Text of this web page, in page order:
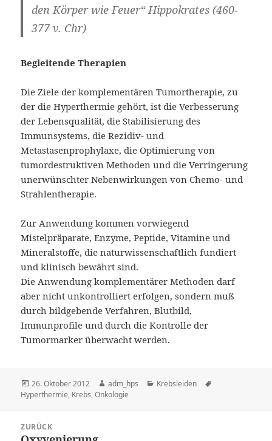
den Körper wie Feuer“ Hippokrates (460-
377 v. Chr)
Begleitende Therapien
Die Ziele der komplementären Tumortherapie, zu
der die Hyperthermie gehört, ist die Verbesserung
der Lebensqualität, die Stabilisierung des
Immunsystems, die Rezidiv- und
Metastasenprophylaxe, die Optimierung von
tumordestruktiven Methoden und die Verringerung
unerwünschter Nebenwirkungen von Chemo- und
Strahlentherapie.
Zur Anwendung kommen vorwiegend
Mistelpräparate, Enzyme, Peptide, Vitamine und
Mineralstoffe, die naturwissenschaftlich fundiert
und klinisch bewährt sind.
Die Anwendung komplementärer Methoden darf
aber nicht unkontrolliert erfolgen, sondern muß
durch bildgebende Verfahren, Blutbild,
Immunprofile und durch die Kontrolle der
Tumormarker überwacht werden.
Veröffentlicht
am
26. Oktober 2012 Autor
adm_hps Kategorien
Krebsleiden
Hyperthermie, Krebs,Onkologie
ZURÜCK